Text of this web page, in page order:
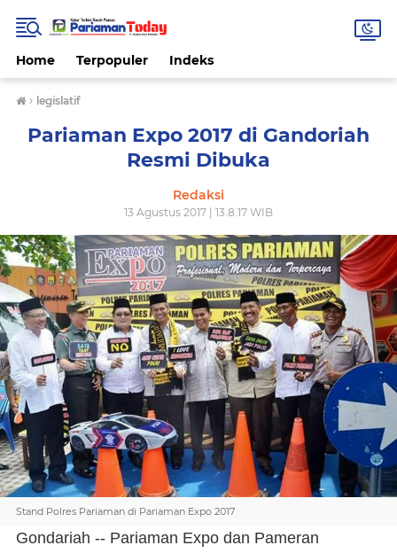
Home Terpopuler Indeks
› legislatif
Pariaman Expo 2017 di Gandoriah
Resmi Dibuka
Redaksi
13 Agustus 2017 | 13.8.17 WIB
Stand Polres Pariaman di Pariaman Expo 2017
Gondariah -- Pariaman Expo dan Pameran